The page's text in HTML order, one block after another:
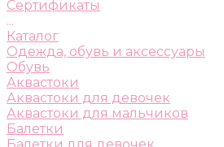
Сертификаты
...
Каталог
Одежда, обувь и аксессуары
Обувь
Аквастоки
Аквастоки для девочек
Аквастоки для мальчиков
Балетки